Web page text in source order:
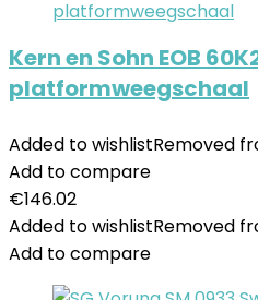
Kern en Sohn EOB
platformweegschaal
Added to wishlistRemoved
Add to compare
€146.02
Added to wishlistRemoved
Add to compare